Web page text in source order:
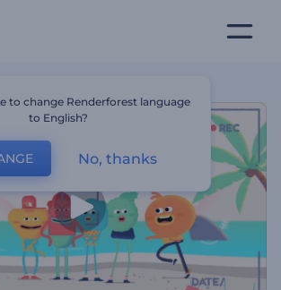
to change Renderforest language
to English?
No, thanks